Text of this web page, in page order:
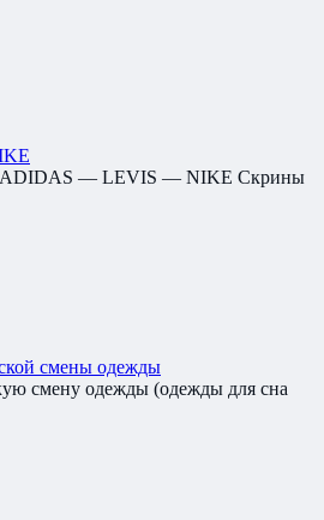
ADIDAS — LEVIS — NIKE Скрины
смены одежды
смену одежды (одежды для сна